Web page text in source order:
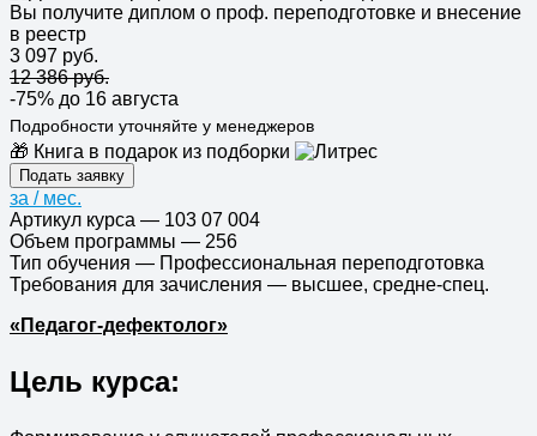
Вы получите диплом о проф. переподготовке и внесение
в реестр
3 097 руб.
12 386 руб.
-75% до 16 августа
Подробности уточняйте у менеджеров
🎁 Книга в подарок из подборки
Подать заявку
за / мес.
Артикул курса — 103 07 004
Объем программы — 256
Тип обучения — Профессиональная переподготовка
Требования для зачисления — высшее, средне-спец.
«Педагог-дефектолог»
Цель курса: